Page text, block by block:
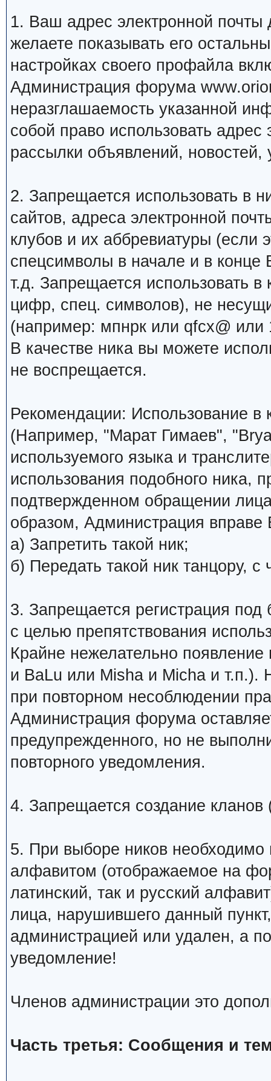
1. Ваш адрес электронной
желаете показывать его
настройках своего профайла
Администрация форума
неразглашаемость указанной
собой право использовать
рассылки объявлений, новостей,
2. Запрещается использовать в
сайтов, адреса электронной
клубов и их аббревиатуры (если
спецсимволы в начале и в
т.д. Запрещается использовать
цифр, спец. символов), не
(например: мпнрк или qfcx@ или
В качестве ника вы можете
не воспрещается.
Рекомендации: Использование в
(Например, "Марат Гимаев",
используемого языка и
использования подобного ника,
подтвержденном обращении
образом, Администрация
а) Запретить такой ник;
б) Передать такой ник танцору,
3. Запрещается регистрация
с целью препятствования
Крайне нежелательно
и BaLu или Misha и Micha и т.п.).
при повторном несоблюдении
Администрация форума
предупрежденного, но не
повторного уведомления.
4. Запрещается создание
5. При выборе ников необходимо
алфавитом (отображаемое на
латинский, так и русский
лица, нарушившего данный
администрацией или удален, а
уведомление!
Членов администрации это
Часть третья: Сообщения и